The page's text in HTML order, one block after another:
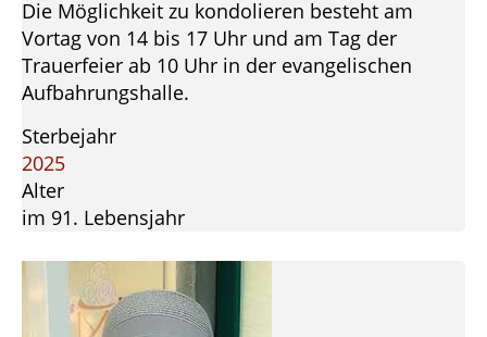
Die Möglichkeit zu kondolieren besteht am
Vortag von 14 bis 17 Uhr und am Tag der
Trauerfeier ab 10 Uhr in der evangelischen
Aufbahrungshalle.
Sterbejahr
2025
Alter
im 91. Lebensjahr